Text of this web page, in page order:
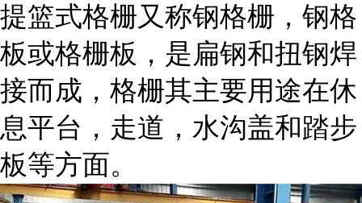
提篮式格栅又称钢格栅，钢格
板或格栅板，是扁钢和扭钢焊
接而成，格栅其主要用途在休
息平台，走道，水沟盖和踏步
板等方面。